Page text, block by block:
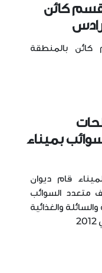
كائن
رادس
بالمنطقة
بميناء
قام ديوان
متعدد السوائب
والغذائية